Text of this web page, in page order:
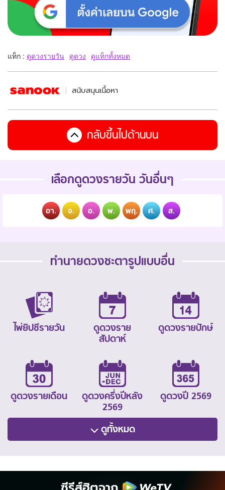
แท็ก : ดูดวงรายวัน ดูดวง ดูแท็กทั้งหมด
สนับสนุนเนื้อหา
กลับขึ้นไปด้านบน
เลือกดูดวงรายวัน วันอื่นๆ
อา. จ. อ. พ. พฤ. ศ. ส.
ทำนายดวงชะตารูปแบบอื่น
ไพ่ยิปซีรายวัน
ดูดวงราย
สัปดาห์
ดูดวงรายปักษ์
ดูดวงรายเดือน
ดูดวงครึ่งปีหลัง
2569
ดูดวงปี 2569
ดูทั้งหมด